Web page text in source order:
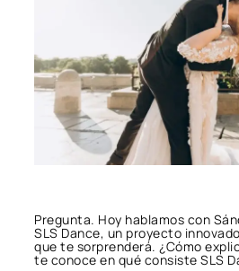
Pregunta. Hoy hablamos con
SLS Dance, un proyecto
que te sorprenderá. ¿Cómo
te conoce en qué consiste SLS